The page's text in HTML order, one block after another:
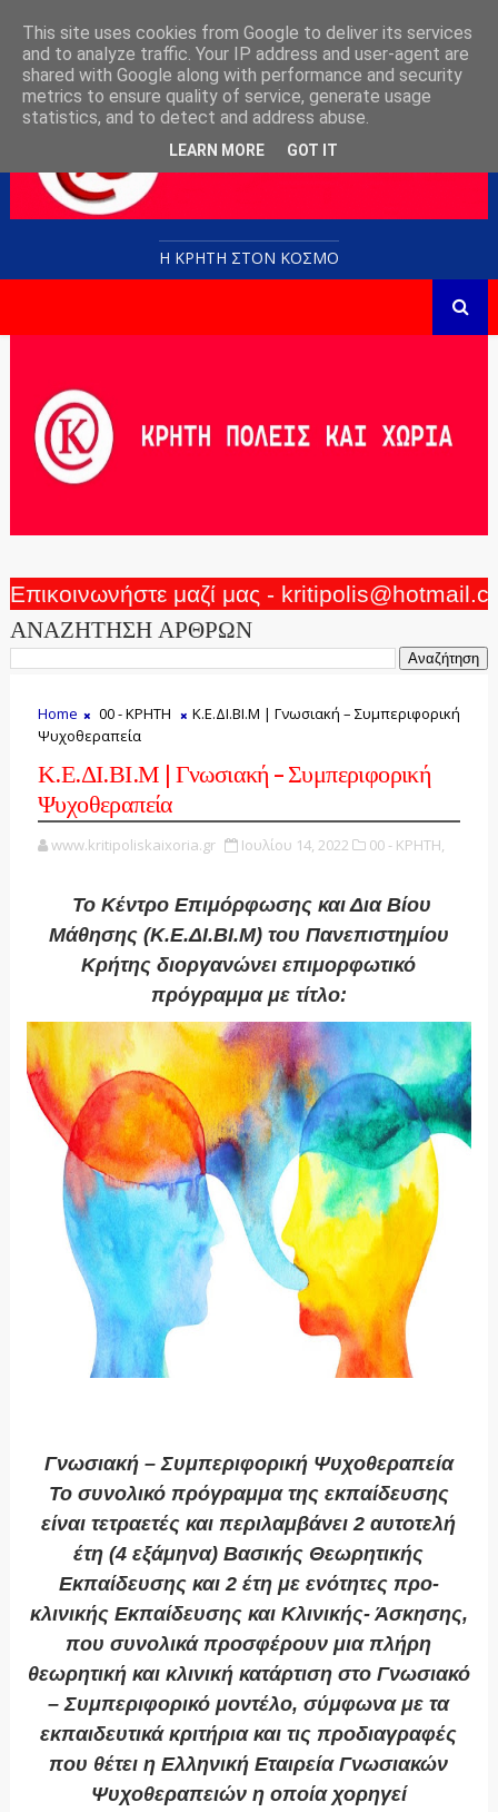
Η ΚΡΗΤΗ ΣΤΟN KOΣΜΟ
Επικοινωνήστε μαζί μας -
ΑΝΑΖΗΤΗΣΗ ΑΡΘΡΩΝ
Home 00 - ΚΡΗΤΗ
Κ.Ε.ΔΙ.ΒΙ.Μ | Γνωσιακή – Συμπεριφορική
Ψυχοθεραπεία
Κ.Ε.ΔΙ.ΒΙ.Μ | Γνωσιακή – Συμπεριφορική
Ψυχοθεραπεία
www.kritipoliskaixoria.gr Ιουλίου 14, 2022 00 - ΚΡΗΤΗ,
Το Κέντρο Επιμόρφωσης και Δια Βίου
Μάθησης (Κ.Ε.ΔΙ.ΒΙ.Μ) του Πανεπιστημίου
Κρήτης διοργανώνει επιμορφωτικό
πρόγραμμα με τίτλο:
Γνωσιακή – Συμπεριφορική Ψυχοθεραπεία
Το συνολικό πρόγραμμα της εκπαίδευσης
είναι τετραετές και περιλαμβάνει 2 αυτοτελή
έτη (4 εξάμηνα) Βασικής Θεωρητικής
Εκπαίδευσης και 2 έτη με ενότητες προ-
κλινικής Εκπαίδευσης και Κλινικής- Άσκησης,
που συνολικά προσφέρουν μια πλήρη
θεωρητική και κλινική κατάρτιση στο Γνωσιακό
– Συμπεριφορικό μοντέλο, σύμφωνα με τα
εκπαιδευτικά κριτήρια και τις προδιαγραφές
που θέτει η Ελληνική Εταιρεία Γνωσιακών
Ψυχοθεραπειών η οποία χορηγεί
This site uses cookies from Google to deliver its services
and to analyze traffic. Your IP address and user-agent are
shared with Google along with performance and security
metrics to ensure quality of service, generate usage
statistics, and to detect and address abuse.
LEARN MORE GOT IT